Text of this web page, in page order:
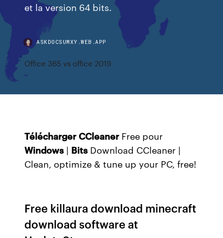
et la version 64 bits.
ASKDOCSUMXY.WEB.APP
Office 365 vs office 2019
Télécharger CCleanerFree pour
Windows | Bits Download CCleaner |
Clean, optimize & tune up your PC, free!
Free killaura download minecraft
download software at